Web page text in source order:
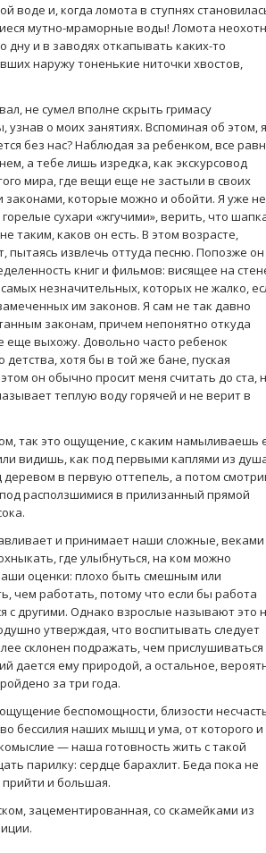
воде и, когда ломота в ступнях
мутно-мраморные воды! Ломота
и в заводях откапывать каких-то
наружу тоненькие ниточки хвостов,
не сумел вполне скрыть гримасу
о моих занятиях. Вспоминая об этом, я
без нас? Наблюдая за ребенком, все
а тебе лишь изредка, как экскурсовод
мира, где вещи еще не застыли в своих
которые можно и обойти. Я уже не
сухари «жгучими», верить, что
таким, каков он есть. В этом возрасте,
пытаясь извлечь оттуда песню. Попозже он
книг и фильмов: висящее на
незначительных, которых не жалко,
им законов. Я сам не так давно
законам, причем непонятно откуда
выхожу. Довольно часто ребенок
хотя бы в той же бане, пуская
он обычно просит меня считать до ста,
теплую воду горячей и не верит в
так это ощущение, с каким намыливаешь
видишь, как под первыми каплями из
деревом в первую оттепель, а потом
расползшимися в прилизанный прямой
и принимает наши сложные, веками
где улыбнуться, на ком можно
оценки: плохо быть смешным или
чем работать, потому что если бы работа
с другими. Однако взрослые называют это
утверждая, что воспитывать следует
склонен подражать, чем прислушиваться
дается ему природой, а остальное,
за три года.
беспомощности, близости
бессилия наших мышц и ума, от которого и
— наша готовность жить с такой
парилку: сердце барахлит. Беда пока не
и большая.
зацементированная, со скамейками из